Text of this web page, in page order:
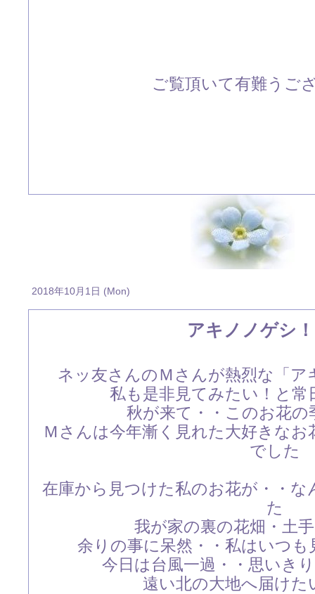
ご覧頂いて有難うご
2018年10月1日 (Mon)
アキノノゲシ！
ネッ友さんのＭさんが熱烈な「
私も是非見てみたい！と常
秋が来て・・このお花の
Ｍさんは今年漸く見れた大好きな
でした
在庫から見つけた私のお花が・・
た
我が家の裏の花畑・土
余りの事に呆然・・私はいつ
今日は台風一過・・思いき
遠い北の大地へ届けた